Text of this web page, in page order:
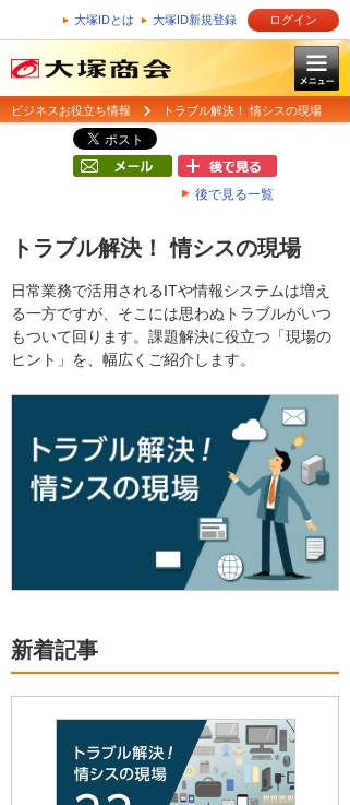
大塚IDとは 大塚ID新規登録 ログイン
ビジネスお役立ち情報 トラブル解決！ 情シスの現場
後で見る一覧
トラブル解決！ 情シスの現場
日常業務で活用されるITや情報システムは増え
る一方ですが、そこには思わぬトラブルがいつ
もついて回ります。課題解決に役立つ「現場の
ヒント」を、幅広くご紹介します。
新着記事